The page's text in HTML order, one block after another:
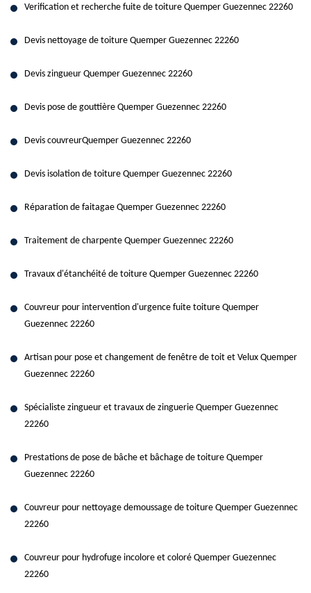
Verification et recherche fuite de toiture Quemper Guezennec 22260
Devis nettoyage de toiture Quemper Guezennec 22260
Devis zingueur Quemper Guezennec 22260
Devis pose de gouttière Quemper Guezennec 22260
Devis couvreurQuemper Guezennec 22260
Devis isolation de toiture Quemper Guezennec 22260
Réparation de faitagae Quemper Guezennec 22260
Traitement de charpente Quemper Guezennec 22260
Travaux d'étanchéité de toiture Quemper Guezennec 22260
Couvreur pour intervention d'urgence fuite toiture Quemper
Guezennec 22260
Artisan pour pose et changement de fenêtre de toit et Velux Quemper
Guezennec 22260
Spécialiste zingueur et travaux de zinguerie Quemper Guezennec
22260
Prestations de pose de bâche et bâchage de toiture Quemper
Guezennec 22260
Couvreur pour nettoyage demoussage de toiture Quemper Guezennec
22260
Couvreur pour hydrofuge incolore et coloré Quemper Guezennec
22260